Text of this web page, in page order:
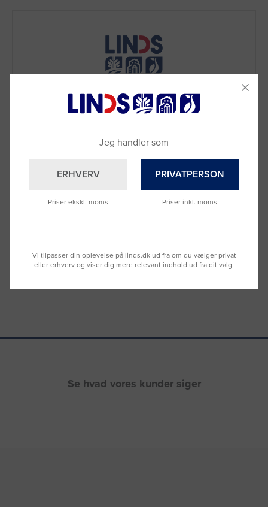
Brug for hjælp?
Ring til os på
9992 0233
se oversigten her
Se hvad vores kunder siger
Jeg handler som
ERHVERV
Priser ekskl. moms
PRIVATPERSON
Priser inkl. moms
Vi tilpasser din oplevelse på linds.dk ud fra om du vælger privat
eller erhverv og viser dig mere relevant indhold ud fra dit valg.